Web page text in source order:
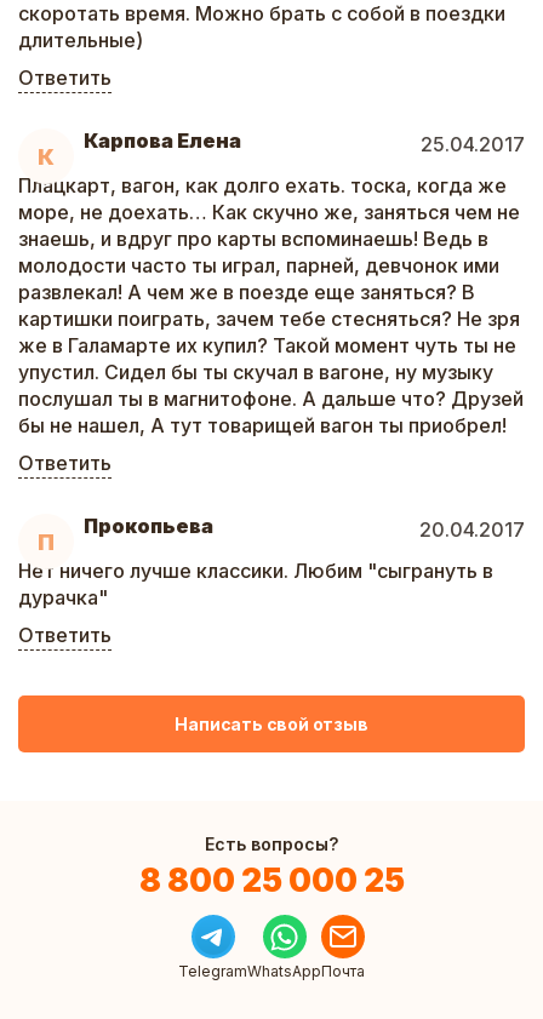
скоротать время. Можно брать с собой в поездки
длительные)
Ответить
К
Карпова Елена
25.04.2017
Плацкарт, вагон, как долго ехать. тоска, когда же
море, не доехать… Как скучно же, заняться чем не
знаешь, и вдруг про карты вспоминаешь! Ведь в
молодости часто ты играл, парней, девчонок ими
развлекал! А чем же в поезде еще заняться? В
картишки поиграть, зачем тебе стесняться? Не зря
же в Галамарте их купил? Такой момент чуть ты не
упустил. Сидел бы ты скучал в вагоне, ну музыку
послушал ты в магнитофоне. А дальше что? Друзей
бы не нашел, А тут товарищей вагон ты приобрел!
Ответить
П
Прокопьева
20.04.2017
Нет ничего лучше классики. Любим "сыгрануть в
дурачка"
Ответить
Написать свой отзыв
Есть вопросы?
8 800 25 000 25
TelegramWhatsAppПочта